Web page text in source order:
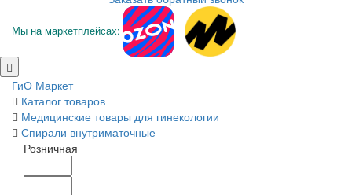
Мы на маркетплейсах:
ГиО Маркет
Каталог товаров
Медицинские товары для гинекологии
Спирали внутриматочные
Розничная